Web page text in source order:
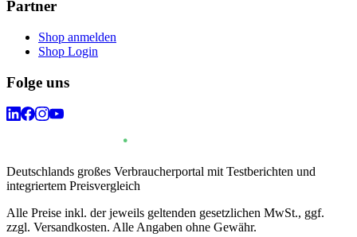
Partner
Shop anmelden
Shop Login
Folge uns
Deutschlands großes Verbraucherportal mit Testberichten und
integriertem Preisvergleich
Alle Preise inkl. der jeweils geltenden gesetzlichen MwSt., ggf.
zzgl. Versandkosten. Alle Angaben ohne Gewähr.